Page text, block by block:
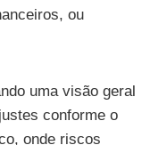
ou
uma visão geral
conforme o
onde riscos